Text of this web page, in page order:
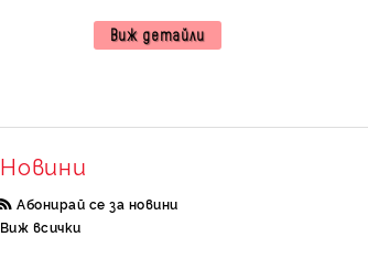
Виж детайли
Новини
Абонирай се за новини
Виж всички